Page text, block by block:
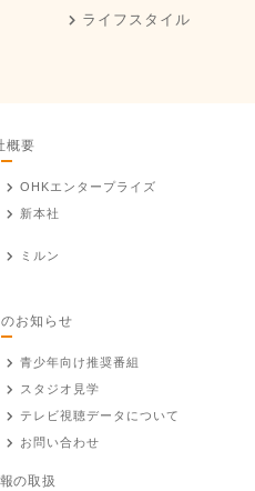
ライフスタイル
概要
OHKエンタープライズ
新本社
ミルン
お知らせ
青少年向け推奨番組
スタジオ見学
テレビ視聴データについて
お問い合わせ
の取扱